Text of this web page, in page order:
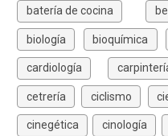
batería de cocina
biología bioquímica
cardiología
cetrería ciclismo
cinegética cinología